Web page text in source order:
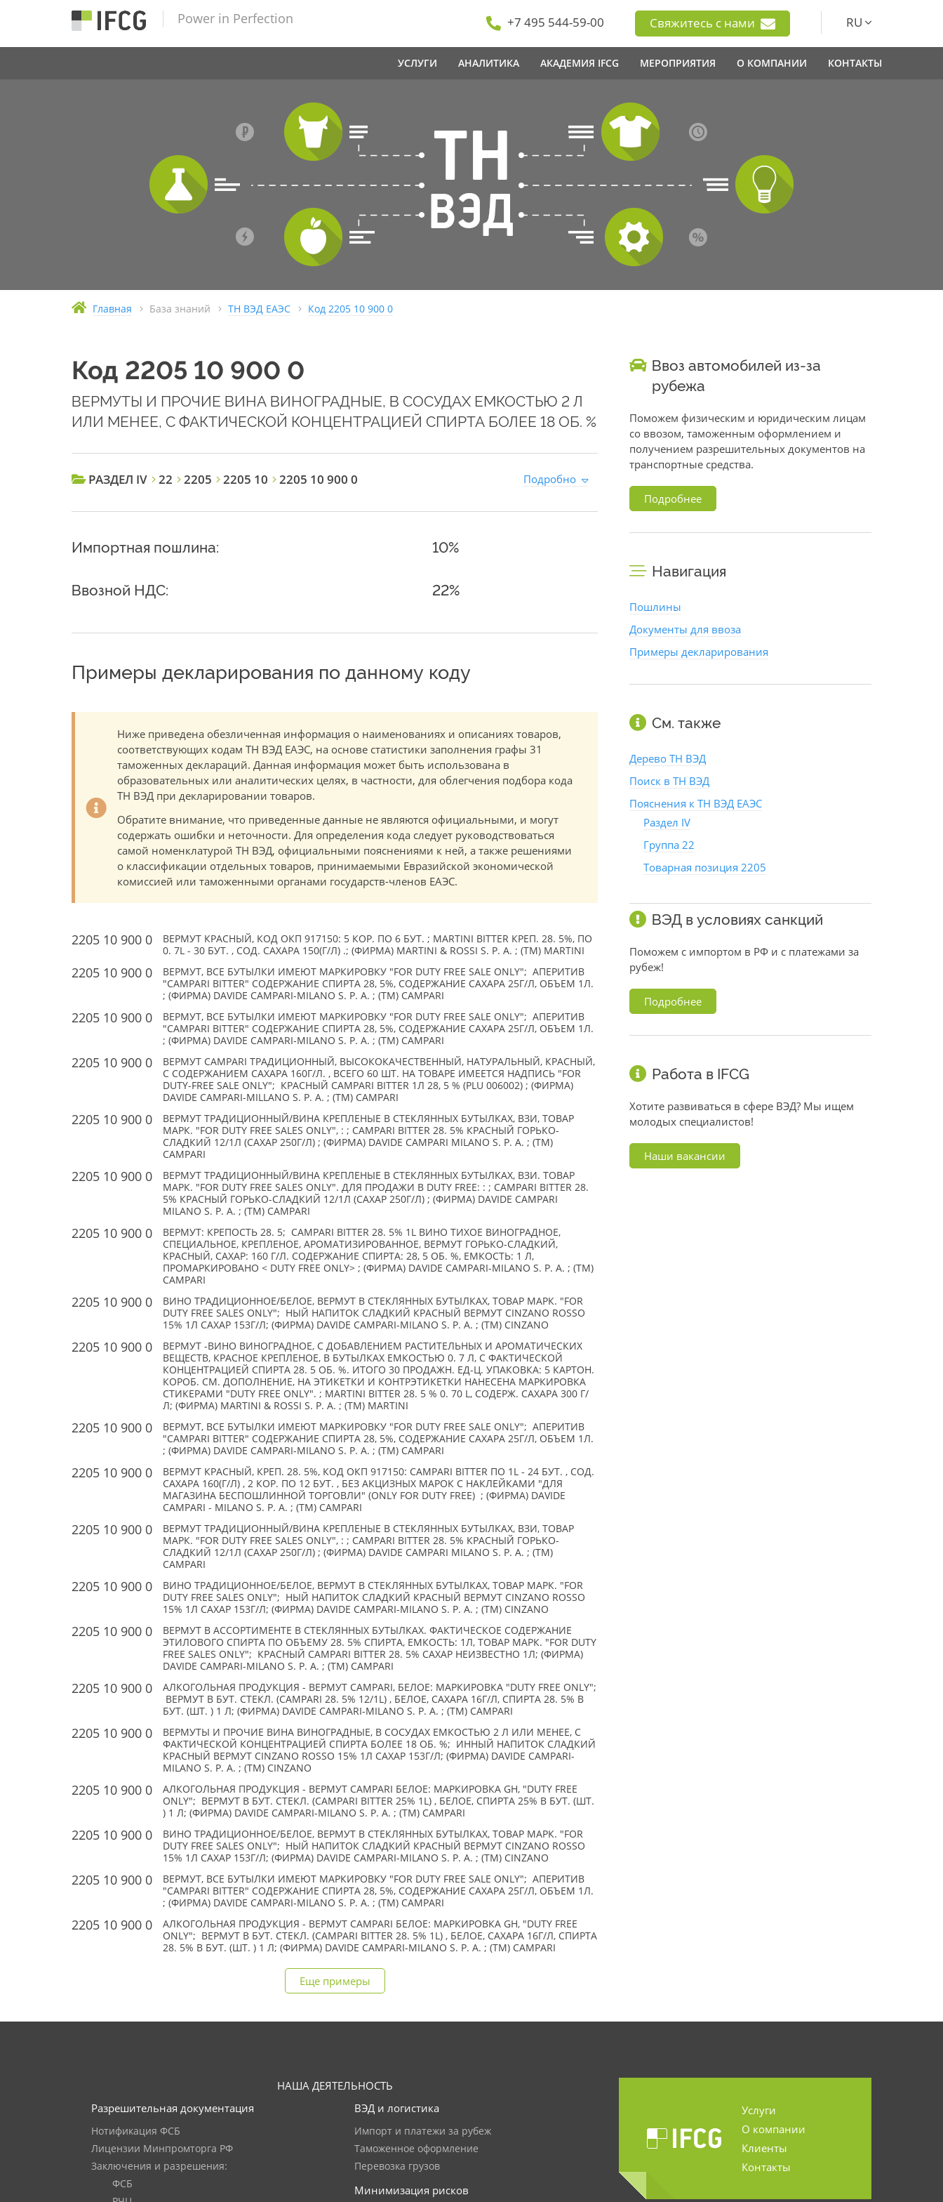
Power in Perfection +7 495 544-59-00 Свяжитесь с нами RU
УСЛУГИ АНАЛИТИКА АКАДЕМИЯ IFCG МЕРОПРИЯТИЯ О КОМПАНИИ КОНТАКТЫ
Главная База знаний ТН ВЭД ЕАЭС Код 2205 10 900 0
Код 2205 10 900 0
ВЕРМУТЫ И ПРОЧИЕ ВИНА ВИНОГРАДНЫЕ, В СОСУДАХ ЕМКОСТЬЮ 2 Л
ИЛИ МЕНЕЕ, С ФАКТИЧЕСКОЙ КОНЦЕНТРАЦИЕЙ СПИРТА БОЛЕЕ 18 ОБ. %
РАЗДЕЛ IV 22 2205 2205 10 2205 10 900 0 Подробно
Импортная пошлина: 10%
Ввозной НДС: 22%
Примеры декларирования по данному коду
Ниже приведена обезличенная информация о наименованиях и описаниях товаров,
соответствующих кодам ТН ВЭД ЕАЭС, на основе статистики заполнения графы 31
таможенных деклараций. Данная информация может быть использована в
образовательных или аналитических целях, в частности, для облегчения подбора кода
ТН ВЭД при декларировании товаров.
Обратите внимание, что приведенные данные не являются официальными, и могут
содержать ошибки и неточности. Для определения кода следует руководствоваться
самой номенклатурой ТН ВЭД, официальными пояснениями к ней, а также решениями
о классификации отдельных товаров, принимаемыми Евразийской экономической
комиссией или таможенными органами государств-членов ЕАЭС.
2205 10 900 0
ВЕРМУТ КРАСНЫЙ, КОД ОКП 917150: 5 КОР. ПО 6 БУТ. ; MARTINI BITTER КРЕП. 28. 5%, ПО
0. 7L - 30 БУТ. , СОД. САХАРА 150(Г/Л) .; (ФИРМА) MARTINI & ROSSI S. P. A. ; (TM) MARTINI
2205 10 900 0
ВЕРМУТ, ВСЕ БУТЫЛКИ ИМЕЮТ МАРКИРОВКУ "FOR DUTY FREE SALE ONLY"; АПЕРИТИВ
"CAMPARI BITTER" СОДЕРЖАНИЕ СПИРТА 28, 5%, СОДЕРЖАНИЕ САХАРА 25Г/Л, ОБЪЕМ 1Л.
; (ФИРМА) DAVIDE CAMPARI-MILANO S. P. A. ; (TM) CAMPARI
2205 10 900 0
ВЕРМУТ, ВСЕ БУТЫЛКИ ИМЕЮТ МАРКИРОВКУ "FOR DUTY FREE SALE ONLY"; АПЕРИТИВ
"CAMPARI BITTER" СОДЕРЖАНИЕ СПИРТА 28, 5%, СОДЕРЖАНИЕ САХАРА 25Г/Л, ОБЪЕМ 1Л.
; (ФИРМА) DAVIDE CAMPARI-MILANO S. P. A. ; (TM) CAMPARI
2205 10 900 0
ВЕРМУТ CAMPARI ТРАДИЦИОННЫЙ, ВЫСОКОКАЧЕСТВЕННЫЙ, НАТУРАЛЬНЫЙ, КРАСНЫЙ,
С СОДЕРЖАНИЕМ САХАРА 160Г/Л. , ВСЕГО 60 ШТ. НА ТОВАРЕ ИМЕЕТСЯ НАДПИСЬ "FOR
DUTY-FREE SALE ONLY"; КРАСНЫЙ CAMPARI BITTER 1Л 28, 5 % (PLU 006002) ; (ФИРМА)
DAVIDE CAMPARI-MILLANO S. P. A. ; (TM) CAMPARI
2205 10 900 0
ВЕРМУТ ТРАДИЦИОННЫЙ/ВИНА КРЕПЛЕНЫЕ В СТЕКЛЯННЫХ БУТЫЛКАХ, ВЗИ, ТОВАР
МАРК. "FOR DUTY FREE SALES ONLY", : ; CAMPARI BITTER 28. 5% КРАСНЫЙ ГОРЬКО-
СЛАДКИЙ 12/1Л (САХАР 250Г/Л) ; (ФИРМА) DAVIDE CAMPARI MILANO S. P. A. ; (TM)
CAMPARI
2205 10 900 0
ВЕРМУТ ТРАДИЦИОННЫЙ/ВИНА КРЕПЛЕНЫЕ В СТЕКЛЯННЫХ БУТЫЛКАХ, ВЗИ. ТОВАР
МАРК. "FOR DUTY FREE SALES ONLY". ДЛЯ ПРОДАЖИ В DUTY FREE: : ; CAMPARI BITTER 28.
5% КРАСНЫЙ ГОРЬКО-СЛАДКИЙ 12/1Л (САХАР 250Г/Л) ; (ФИРМА) DAVIDE CAMPARI
MILANO S. P. A. ; (TM) CAMPARI
2205 10 900 0
ВЕРМУТ: КРЕПОСТЬ 28. 5; CAMPARI BITTER 28. 5% 1L ВИНО ТИХОЕ ВИНОГРАДНОЕ,
СПЕЦИАЛЬНОЕ, КРЕПЛЕНОЕ, АРОМАТИЗИРОВАННОЕ, ВЕРМУТ ГОРЬКО-СЛАДКИЙ,
КРАСНЫЙ, САХАР: 160 Г/Л. СОДЕРЖАНИЕ СПИРТА: 28, 5 ОБ. %, ЕМКОСТЬ: 1 Л,
ПРОМАРКИРОВАНО < DUTY FREE ONLY> ; (ФИРМА) DAVIDE CAMPARI-MILANO S. P. A. ; (TM)
CAMPARI
2205 10 900 0
ВИНО ТРАДИЦИОННОЕ/БЕЛОЕ, ВЕРМУТ В СТЕКЛЯННЫХ БУТЫЛКАХ, ТОВАР МАРК. "FOR
DUTY FREE SALES ONLY"; НЫЙ НАПИТОК СЛАДКИЙ КРАСНЫЙ ВЕРМУТ CINZANO ROSSO
15% 1Л САХАР 153Г/Л; (ФИРМА) DAVIDE CAMPARI-MILANO S. P. A. ; (TM) CINZANO
2205 10 900 0
ВЕРМУТ -ВИНО ВИНОГРАДНОЕ, С ДОБАВЛЕНИЕМ РАСТИТЕЛЬНЫХ И АРОМАТИЧЕСКИХ
ВЕЩЕСТВ, КРАСНОЕ КРЕПЛЕНОЕ, В БУТЫЛКАХ ЕМКОСТЬЮ 0. 7 Л, С ФАКТИЧЕСКОЙ
КОНЦЕНТРАЦИЕЙ СПИРТА 28. 5 ОБ. %. ИТОГО 30 ПРОДАЖН. ЕД-Ц. УПАКОВКА: 5 КАРТОН.
КОРОБ. СМ. ДОПОЛНЕНИЕ, НА ЭТИКЕТКИ И КОНТРЭТИКЕТКИ НАНЕСЕНА МАРКИРОВКА
СТИКЕРАМИ "DUTY FREE ONLY". ; MARTINI BITTER 28. 5 % 0. 70 L, СОДЕРЖ. САХАРА 300 Г/
Л; (ФИРМА) MARTINI & ROSSI S. P. A. ; (TM) MARTINI
2205 10 900 0
ВЕРМУТ, ВСЕ БУТЫЛКИ ИМЕЮТ МАРКИРОВКУ "FOR DUTY FREE SALE ONLY"; АПЕРИТИВ
"CAMPARI BITTER" СОДЕРЖАНИЕ СПИРТА 28, 5%, СОДЕРЖАНИЕ САХАРА 25Г/Л, ОБЪЕМ 1Л.
; (ФИРМА) DAVIDE CAMPARI-MILANO S. P. A. ; (TM) CAMPARI
2205 10 900 0
ВЕРМУТ КРАСНЫЙ, КРЕП. 28. 5%, КОД ОКП 917150: CAMPARI BITTER ПО 1L - 24 БУТ. , СОД.
САХАРА 160(Г/Л) , 2 КОР. ПО 12 БУТ. , БЕЗ АКЦИЗНЫХ МАРОК С НАКЛЕЙКАМИ "ДЛЯ
МАГАЗИНА БЕСПОШЛИННОЙ ТОРГОВЛИ" (ONLY FOR DUTY FREE) ; (ФИРМА) DAVIDE
CAMPARI - MILANO S. P. A. ; (TM) CAMPARI
2205 10 900 0
ВЕРМУТ ТРАДИЦИОННЫЙ/ВИНА КРЕПЛЕНЫЕ В СТЕКЛЯННЫХ БУТЫЛКАХ, ВЗИ, ТОВАР
МАРК. "FOR DUTY FREE SALES ONLY", : ; CAMPARI BITTER 28. 5% КРАСНЫЙ ГОРЬКО-
СЛАДКИЙ 12/1Л (САХАР 250Г/Л) ; (ФИРМА) DAVIDE CAMPARI MILANO S. P. A. ; (TM)
CAMPARI
2205 10 900 0
ВИНО ТРАДИЦИОННОЕ/БЕЛОЕ, ВЕРМУТ В СТЕКЛЯННЫХ БУТЫЛКАХ, ТОВАР МАРК. "FOR
DUTY FREE SALES ONLY"; НЫЙ НАПИТОК СЛАДКИЙ КРАСНЫЙ ВЕРМУТ CINZANO ROSSO
15% 1Л САХАР 153Г/Л; (ФИРМА) DAVIDE CAMPARI-MILANO S. P. A. ; (TM) CINZANO
2205 10 900 0
ВЕРМУТ В АССОРТИМЕНТЕ В СТЕКЛЯННЫХ БУТЫЛКАХ. ФАКТИЧЕСКОЕ СОДЕРЖАНИЕ
ЭТИЛОВОГО СПИРТА ПО ОБЪЕМУ 28. 5% СПИРТА, ЕМКОСТЬ: 1Л, ТОВАР МАРК. "FOR DUTY
FREE SALES ONLY"; КРАСНЫЙ CAMPARI BITTER 28. 5% САХАР НЕИЗВЕСТНО 1Л; (ФИРМА)
DAVIDE CAMPARI-MILANO S. P. A. ; (TM) CAMPARI
2205 10 900 0
АЛКОГОЛЬНАЯ ПРОДУКЦИЯ - ВЕРМУТ CAMPARI, БЕЛОЕ: МАРКИРОВКА "DUTY FREE ONLY";
ВЕРМУТ В БУТ. СТЕКЛ. (CAMPARI 28. 5% 12/1L) , БЕЛОЕ, САХАРА 16Г/Л, СПИРТА 28. 5% В
БУТ. (ШТ. ) 1 Л; (ФИРМА) DAVIDE CAMPARI-MILANO S. P. A. ; (TM) CAMPARI
2205 10 900 0
ВЕРМУТЫ И ПРОЧИЕ ВИНА ВИНОГРАДНЫЕ, В СОСУДАХ ЕМКОСТЬЮ 2 Л ИЛИ МЕНЕЕ, С
ФАКТИЧЕСКОЙ КОНЦЕНТРАЦИЕЙ СПИРТА БОЛЕЕ 18 ОБ. %; ИННЫЙ НАПИТОК СЛАДКИЙ
КРАСНЫЙ ВЕРМУТ CINZANO ROSSO 15% 1Л САХАР 153Г/Л; (ФИРМА) DAVIDE CAMPARI-
MILANO S. P. A. ; (TM) CINZANO
2205 10 900 0
АЛКОГОЛЬНАЯ ПРОДУКЦИЯ - ВЕРМУТ CAMPARI БЕЛОЕ: МАРКИРОВКА GH, "DUTY FREE
ONLY"; ВЕРМУТ В БУТ. СТЕКЛ. (CAMPARI BITTER 25% 1L) , БЕЛОЕ, СПИРТА 25% В БУТ. (ШТ.
) 1 Л; (ФИРМА) DAVIDE CAMPARI-MILANO S. P. A. ; (TM) CAMPARI
2205 10 900 0
ВИНО ТРАДИЦИОННОЕ/БЕЛОЕ, ВЕРМУТ В СТЕКЛЯННЫХ БУТЫЛКАХ, ТОВАР МАРК. "FOR
DUTY FREE SALES ONLY"; НЫЙ НАПИТОК СЛАДКИЙ КРАСНЫЙ ВЕРМУТ CINZANO ROSSO
15% 1Л САХАР 153Г/Л; (ФИРМА) DAVIDE CAMPARI-MILANO S. P. A. ; (TM) CINZANO
2205 10 900 0
ВЕРМУТ, ВСЕ БУТЫЛКИ ИМЕЮТ МАРКИРОВКУ "FOR DUTY FREE SALE ONLY"; АПЕРИТИВ
"CAMPARI BITTER" СОДЕРЖАНИЕ СПИРТА 28, 5%, СОДЕРЖАНИЕ САХАРА 25Г/Л, ОБЪЕМ 1Л.
; (ФИРМА) DAVIDE CAMPARI-MILANO S. P. A. ; (TM) CAMPARI
2205 10 900 0
АЛКОГОЛЬНАЯ ПРОДУКЦИЯ - ВЕРМУТ CAMPARI БЕЛОЕ: МАРКИРОВКА GH, "DUTY FREE
ONLY"; ВЕРМУТ В БУТ. СТЕКЛ. (CAMPARI BITTER 28. 5% 1L) , БЕЛОЕ, САХАРА 16Г/Л, СПИРТА
28. 5% В БУТ. (ШТ. ) 1 Л; (ФИРМА) DAVIDE CAMPARI-MILANO S. P. A. ; (TM) CAMPARI
Еще примеры
Ввоз автомобилей из-за
рубежа
Поможем физическим и юридическим лицам
со ввозом, таможенным оформлением и
получением разрешительных документов на
транспортные средства.
Подробнее
Навигация
Пошлины
Документы для ввоза
Примеры декларирования
См. также
Дерево ТН ВЭД
Поиск в ТН ВЭД
Пояснения к ТН ВЭД ЕАЭС
Раздел IV
Группа 22
Товарная позиция 2205
ВЭД в условиях санкций
Поможем с импортом в РФ и с платежами за
рубеж!
Подробнее
Работа в IFCG
Хотите развиваться в сфере ВЭД? Мы ищем
молодых специалистов!
Наши вакансии
НАША ДЕЯТЕЛЬНОСТЬ
Разрешительная документация
Нотификация ФСБ
Лицензии Минпромторга РФ
Заключения и разрешения:
ФСБ
ВЭД и логистика
Импорт и платежи за рубеж
Таможенное оформление
Перевозка грузов
Минимизация рисков
Услуги
О компании
Клиенты
Контакты